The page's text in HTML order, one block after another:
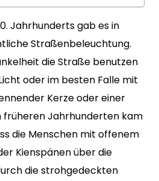
Jahrhunderts gab es in
Straßenbeleuchtung.
die Straße benutzen
oder im besten Falle mit
Kerze oder einer
früheren Jahrhunderten kam
die Menschen mit offenem
Kienspänen über die
die strohgedeckten